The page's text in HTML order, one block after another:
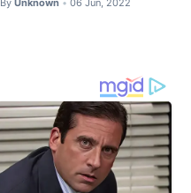
By Unknown • 06 Jun, 2022